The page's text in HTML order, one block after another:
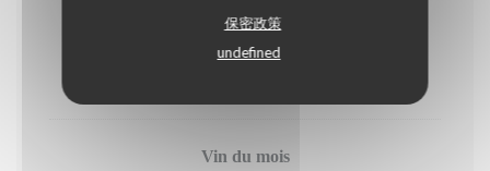
保密政策
undefined
Vin du mois
20,00 EUR 5,50 EUR
Vin du mois